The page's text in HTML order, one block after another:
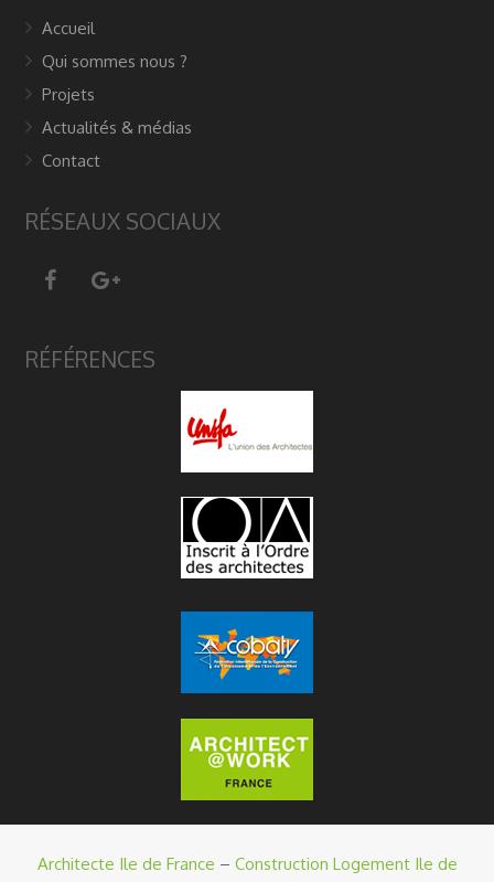
Accueil
Qui sommes nous ?
Projets
Actualités & médias
Contact
RÉSEAUX SOCIAUX
RÉFÉRENCES
Architecte Ile de France – Construction Logement Ile de